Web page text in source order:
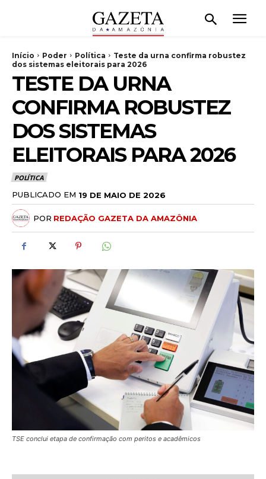
Início Poder Política
Teste da urna confirma robustez
dos sistemas eleitorais para 2026
TESTE DA URNA
CONFIRMA ROBUSTEZ
DOS SISTEMAS
ELEITORAIS PARA 2026
POLÍTICA
PUBLICADO EM 19 DE MAIO DE 2026
POR REDAÇÃO GAZETA DA AMAZÔNIA
TSE conclui etapa de confirmação com peritos e acadêmicos